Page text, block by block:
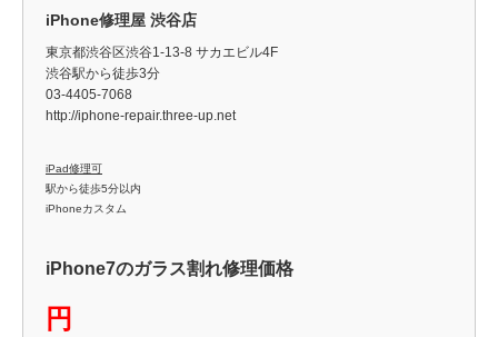
iPhone修理屋 渋谷店
東京都渋谷区渋谷1-13-8 サカエビル4F
渋谷駅から徒歩3分
03-4405-7068
http://iphone-repair.three-up.net
iPad修理可
駅から徒歩5分以内
iPhoneカスタム
iPhone7のガラス割れ修理価格
円